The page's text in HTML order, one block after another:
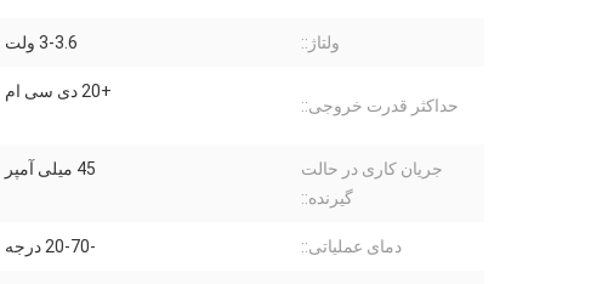
ولتاژ:: 3-3.6 ولت
حداکثر قدرت خروجی::
+20 دی سی ام
جریان کاری در حالت
گیرنده::
45 میلی آمپر
دمای عملیاتی:: -20-70 درجه